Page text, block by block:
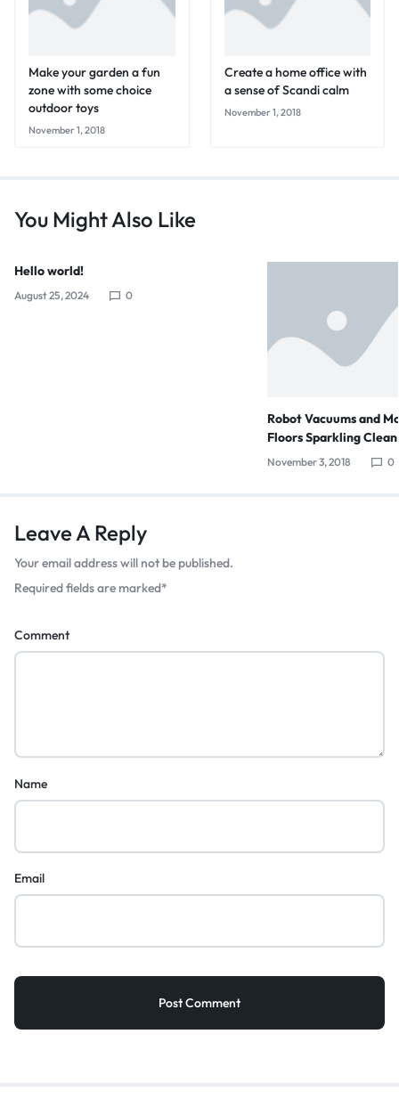
Make your garden a fun
zone with some choice
outdoor toys
November 1, 2018
Create a home office with
a sense of Scandi calm
November 1, 2018
You Might Also Like
Hello world!
August 25, 2024 0
Robot Vacuums and
Floors Sparkling Clean
November 3, 2018 0
Leave A Reply
Your email address will not be published.
Required fields are marked*
Comment
Name
Email